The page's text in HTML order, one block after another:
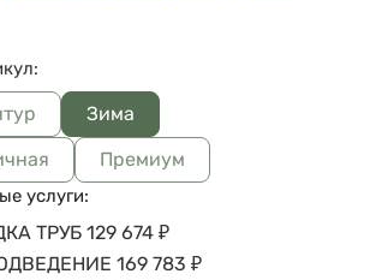
Зима
Премиум
услуги:
ТРУБ 129 674 ₽
169 783 ₽